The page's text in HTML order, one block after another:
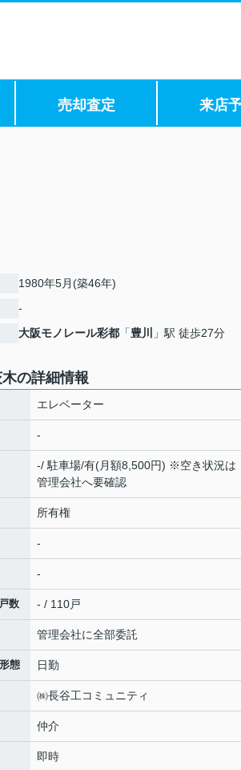
売却査定 来店
1980年5月(築46年)
-
大阪モノレール彩都 「豊川 」駅 徒歩27分
の詳細情報
エレベーター
-
-/ 駐車場/有(月額8,500円) ※空き状況は
管理会社へ要確認
所有権
-
-
数 - / 110戸
管理会社に全部委託
態 日勤
㈱長谷工コミュニティ
仲介
即時